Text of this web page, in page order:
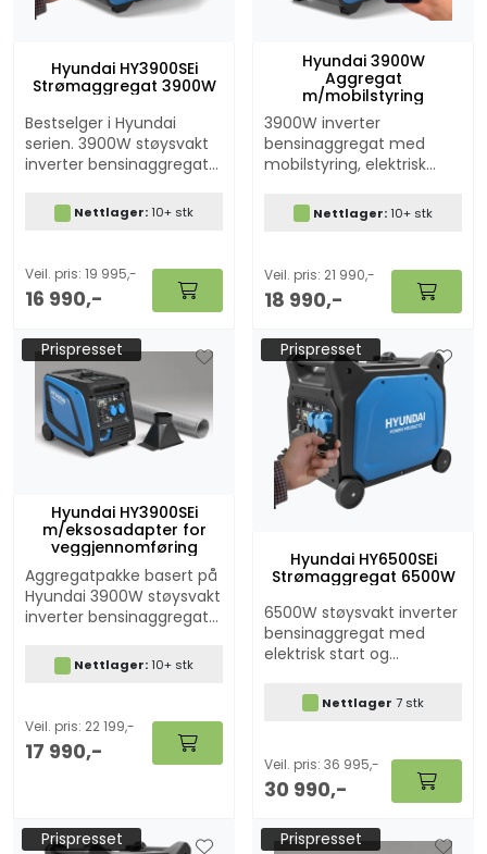
Hyundai HY3900SEi
Strømaggregat 3900W
Bestselger i Hyundai
serien. 3900W støysvakt
inverter bensinaggregat
fjernkontroll samt ATS
funksjon
Nettlager:10+ stk
Veil. pris: 19 995,-
16 990,-
Hyundai 3900W
Aggregat
m/mobilstyring
3900W inverter
bensinaggregat med
mobilstyring, elektrisk
samt ATS funksjon
Nettlager:10+ stk
Veil. pris: 21 990,-
18 990,-
Prispresset
Hyundai HY3900SEi
m/eksosadapter for
veggjennomføring
Aggregatpakke basert på
Hyundai 3900W støysvakt
inverter bensinaggregat
fjernkontroll samt ATS
funksjon (autostart)
Nettlager:10+ stk
Veil. pris: 22 199,-
17 990,-
Prispresset
Hyundai HY6500SEi
Strømaggregat 6500W
6500W støysvakt inverter
bensinaggregat med
elektrisk start og
funksjon
(autostart/fjernstart).
Nettlager 7 stk
Veil. pris: 36 995,-
30 990,-
Prispresset Prispresset